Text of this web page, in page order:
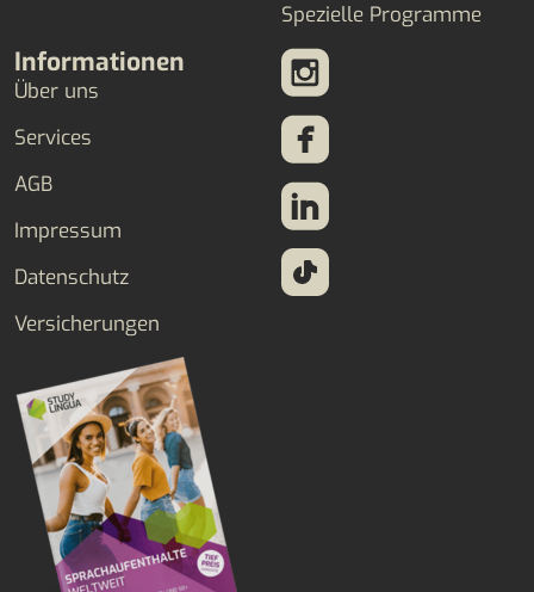
Spezielle Programme
Informationen
Über uns
Services
AGB
Impressum
Datenschutz
Versicherungen